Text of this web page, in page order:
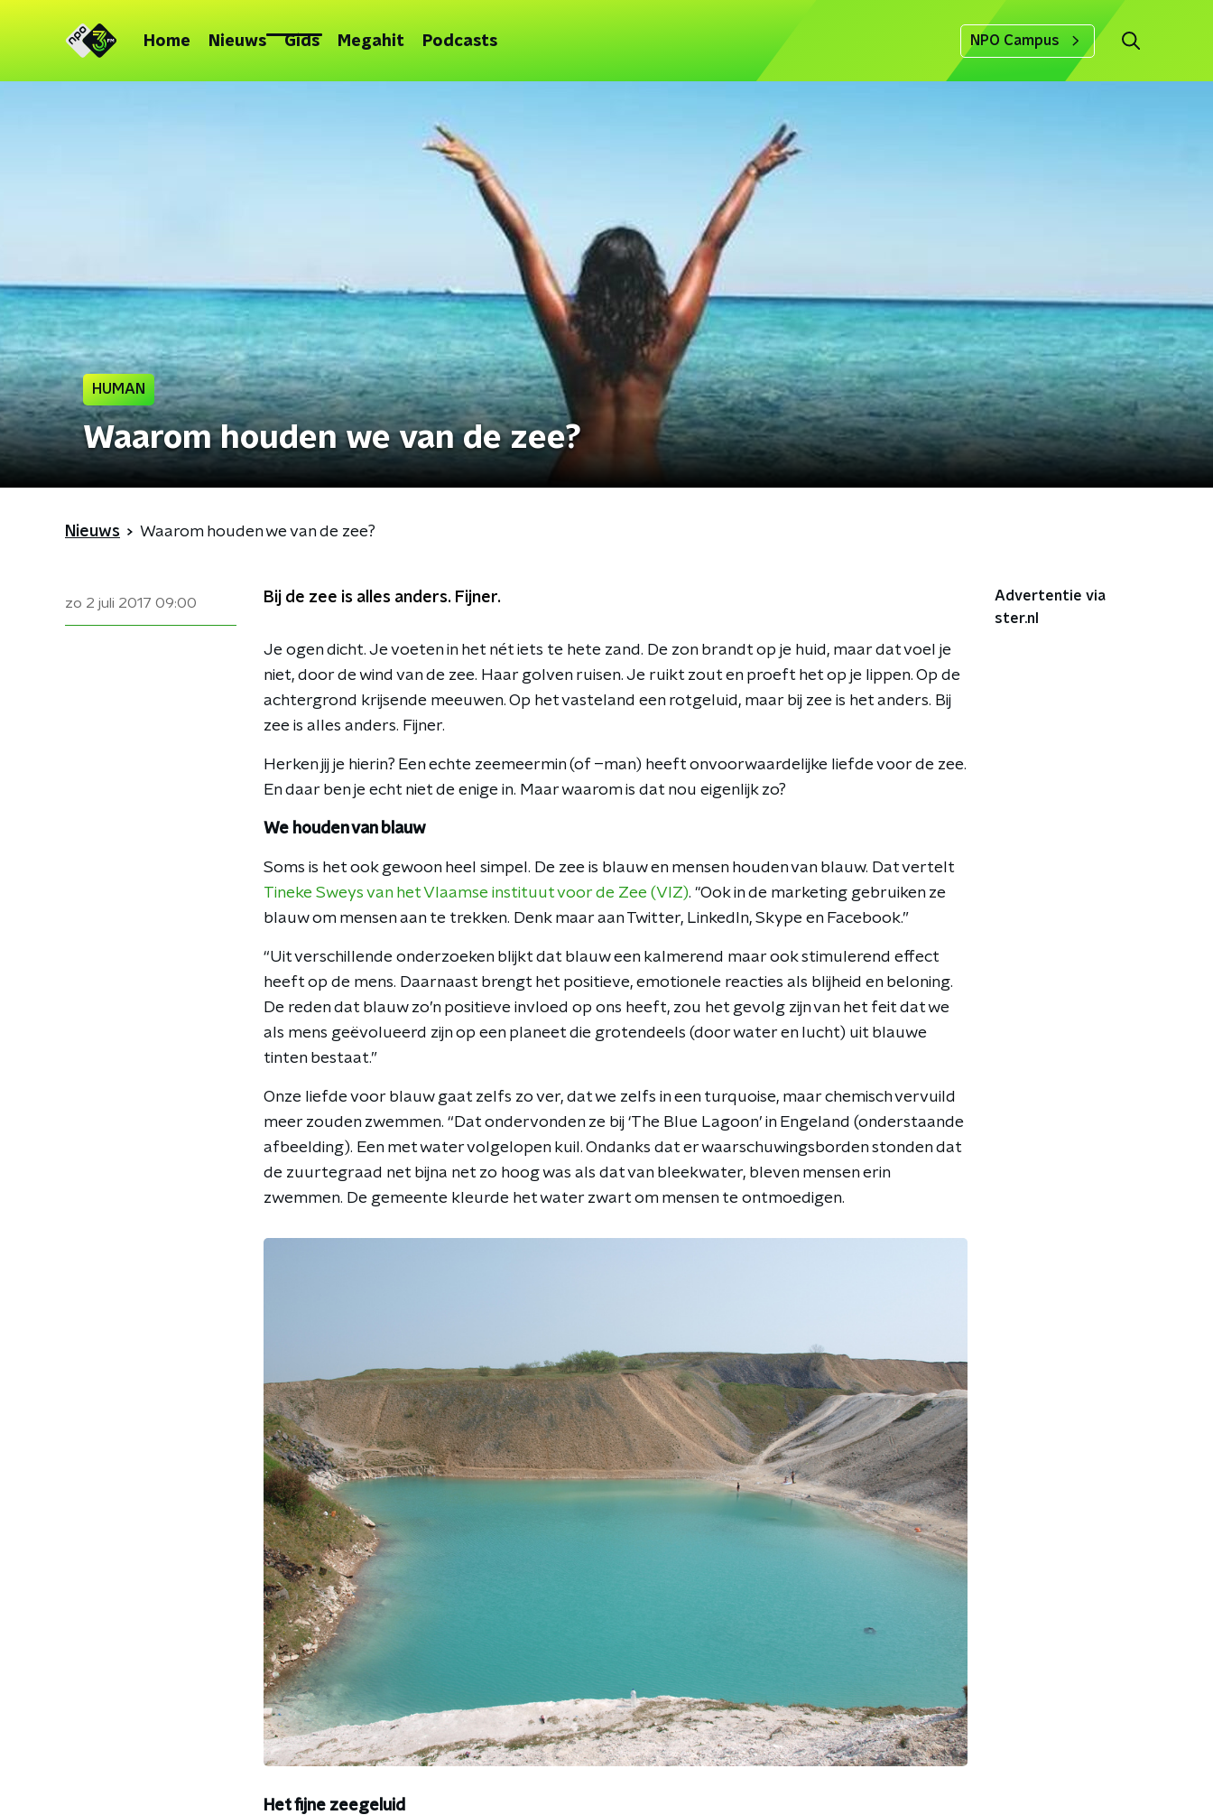
Home Nieuws Gids Megahit Podcasts NPO Campus
HUMAN
Waarom houden we van de zee?
Nieuws Waarom houden we van de zee?
zo 2 juli 2017 09:00 Bij de zee is alles anders. Fijner.
Je ogen dicht. Je voeten in het nét iets te hete zand. De zon brandt op je huid, maar dat voel je
niet, door de wind van de zee. Haar golven ruisen. Je ruikt zout en proeft het op je lippen. Op de
achtergrond krijsende meeuwen. Op het vasteland een rotgeluid, maar bij zee is het anders. Bij
zee is alles anders. Fijner.
Herken jij je hierin? Een echte zeemeermin (of –man) heeft onvoorwaardelijke liefde voor de zee.
En daar ben je echt niet de enige in. Maar waarom is dat nou eigenlijk zo?
We houden van blauw
Soms is het ook gewoon heel simpel. De zee is blauw en mensen houden van blauw. Dat vertelt
Tineke Sweys van het Vlaamse instituut voor de Zee (VIZ). "Ook in de marketing gebruiken ze
blauw om mensen aan te trekken. Denk maar aan Twitter, LinkedIn, Skype en Facebook.”
“Uit verschillende onderzoeken blijkt dat blauw een kalmerend maar ook stimulerend effect
heeft op de mens. Daarnaast brengt het positieve, emotionele reacties als blijheid en beloning.
De reden dat blauw zo’n positieve invloed op ons heeft, zou het gevolg zijn van het feit dat we
als mens geëvolueerd zijn op een planeet die grotendeels (door water en lucht) uit blauwe
tinten bestaat.”
Onze liefde voor blauw gaat zelfs zo ver, dat we zelfs in een turquoise, maar chemisch vervuild
meer zouden zwemmen. “Dat ondervonden ze bij ‘The Blue Lagoon’ in Engeland (onderstaande
afbeelding). Een met water volgelopen kuil. Ondanks dat er waarschuwingsborden stonden dat
de zuurtegraad net bijna net zo hoog was als dat van bleekwater, bleven mensen erin
zwemmen. De gemeente kleurde het water zwart om mensen te ontmoedigen.
Het fijne zeegeluid
Advertentie via
ster.nl